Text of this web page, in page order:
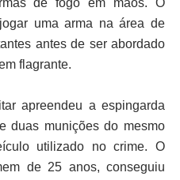
de fogo em mãos. O
uma arma na área de
antes de ser abordado
flagrante.
apreendeu a espingarda
duas munições do mesmo
utilizado no crime. O
de 25 anos, conseguiu